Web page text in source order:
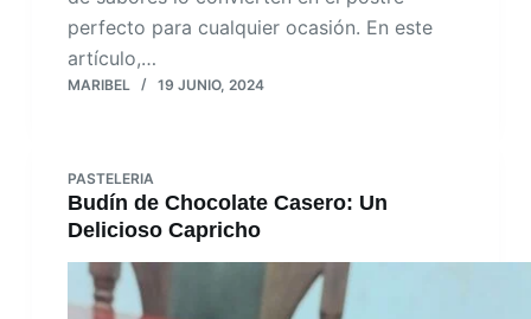
perfecto para cualquier ocasión. En este
artículo,…
MARIBEL 19 JUNIO, 2024
PASTELERIA
Budín de Chocolate Casero: Un
Delicioso Capricho